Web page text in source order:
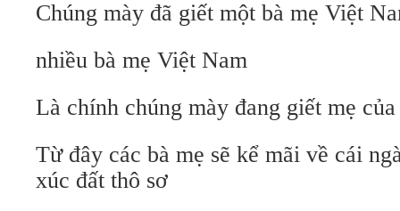
Chúng mày đã giết một bà mẹ Việt
nhiều bà mẹ Việt Nam
Là chính chúng mày đang giết mẹ
Từ đây các bà mẹ sẽ kể mãi về cái
xúc đất thô sơ